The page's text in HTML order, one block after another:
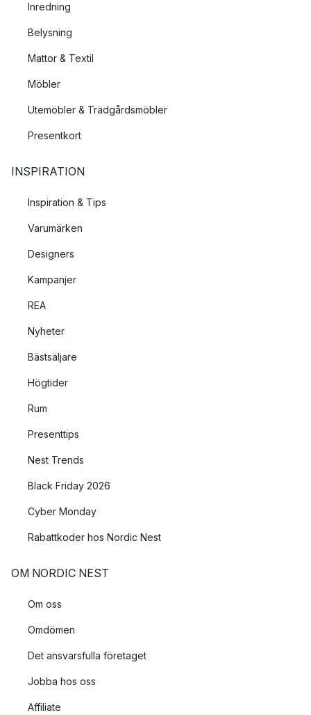
Inredning
Belysning
Mattor & Textil
Möbler
Utemöbler & Trädgårdsmöbler
Presentkort
INSPIRATION
Inspiration & Tips
Varumärken
Designers
Kampanjer
REA
Nyheter
Bästsäljare
Högtider
Rum
Presenttips
Nest Trends
Black Friday 2026
Cyber Monday
Rabattkoder hos Nordic Nest
OM NORDIC NEST
Om oss
Omdömen
Det ansvarsfulla företaget
Jobba hos oss
Affiliate